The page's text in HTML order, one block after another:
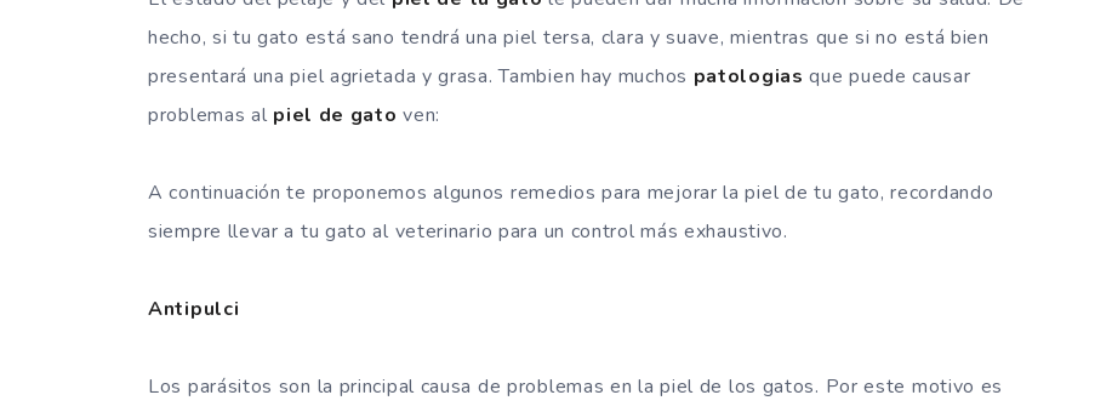
hecho, si tu gato está sano tendrá una piel tersa, clara y suave, mientras que si no está bien
presentará una piel agrietada y grasa. Tambien hay muchos patologias que puede causar
problemas al piel de gato ven:
A continuación te proponemos algunos remedios para mejorar la piel de tu gato, recordando
siempre llevar a tu gato al veterinario para un control más exhaustivo.
Antipulci
Los parásitos son la principal causa de problemas en la piel de los gatos. Por este motivo es